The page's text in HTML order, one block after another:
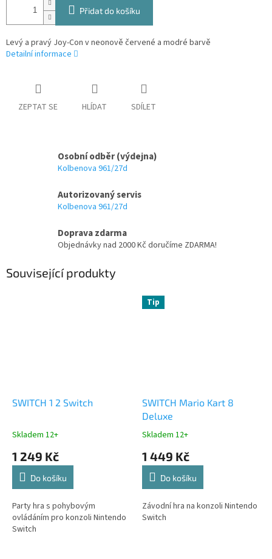
Přidat do košíku
Levý a pravý Joy-Con v neonově červené a modré barvě
Detailní informace
ZEPTAT SE HLÍDAT SDÍLET
Osobní odběr (výdejna)
Kolbenova 961/27d
Autorizovaný servis
Kolbenova 961/27d
Doprava zdarma
Objednávky nad 2000 Kč doručíme ZDARMA!
Související produkty
SWITCH 1 2 Switch
Skladem 12+
1 249 Kč
Do košíku
Party hra s pohybovým
ovládáním pro konzoli Nintendo
Switch
Tip
SWITCH Mario Kart 8
Deluxe
Skladem 12+
1 449 Kč
Do košíku
Závodní hra na konzoli Nintendo
Switch